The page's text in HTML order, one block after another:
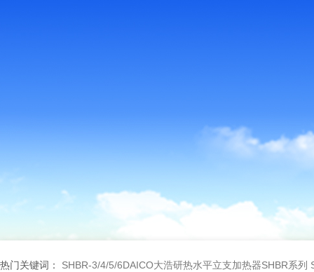
热门关键词： SHBR-3/4/5/6DAICO大浩研热水平立支加热器SHBR系列